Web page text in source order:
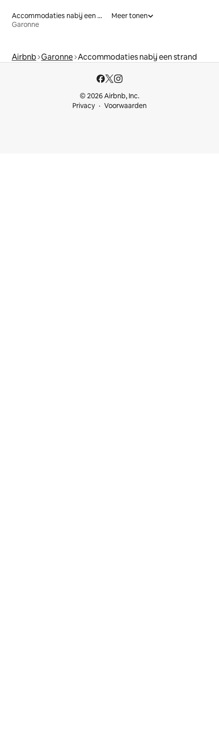
Accommodaties nabij een meer
Garonne
Meer tonen
Airbnb Garonne Accommodaties nabij een strand
© 2026 Airbnb, Inc.
Privacy
Voorwaarden